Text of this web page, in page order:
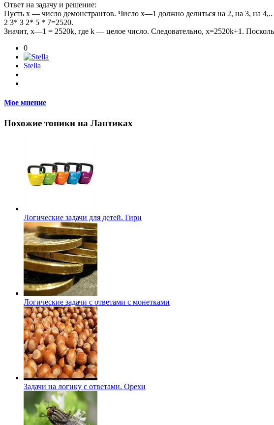
Ответ на задачу и решение:
Пусть х — число демонстрантов. Число х—1 должно делиться на 2, на 3, на
2 3* З 2* 5 * 7=2520.
Значит, х—1 = 2520k, где k — целое число. Следовательно, х=2520k+1.
0
Stella
Мое мнение
Похожие топики на Лантиках
Логические задачи для детей. Гири
Логические задачи с ответами с монетками
Задачи на логику с ответами. Орехи